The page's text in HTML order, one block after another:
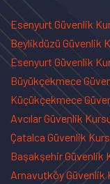
Esenyurt Güvenlik
Beylikdüzü Güvenlik
Esenyurt Güvenlik
Büyükçekmece
Küçükçekmece
Avcılar Güvenlik
Çatalca Güvenlik
Başakşehir Güvenlik
Arnavutköy Güvenlik